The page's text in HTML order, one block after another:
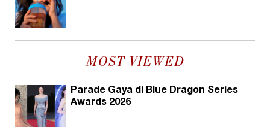
MOST VIEWED
Parade Gaya di Blue Dragon Series
Awards 2026